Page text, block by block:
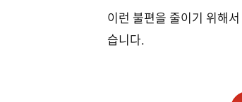
이런 불편을 줄이기 위해서
습니다.